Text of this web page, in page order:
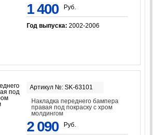
1 400 Руб.
Год выпуска: 2002-2006
Артикул №: SK-63101
Накладка переднего бампера
правая под покраску с хром
молдингом
2 090 Руб.